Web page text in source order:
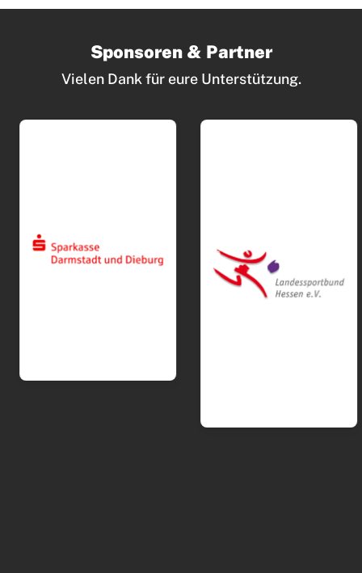
Sponsoren & Partner
Vielen Dank für eure Unterstützung.